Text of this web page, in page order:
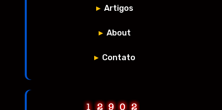
Artigos
About
Contato